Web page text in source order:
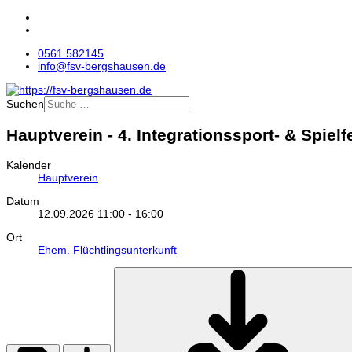
0561 582145
info@fsv-bergshausen.de
Suchen
Hauptverein - 4. Integrationssport- &
Kalender
Hauptverein
Datum
12.09.2026 11:00 - 16:00
Ort
Ehem. Flüchtlingsunterkunft